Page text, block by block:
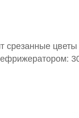
срезанные